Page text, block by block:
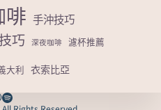
啡 手沖技巧
巧 深夜咖啡 濾杯推薦
大利 衣索比亞